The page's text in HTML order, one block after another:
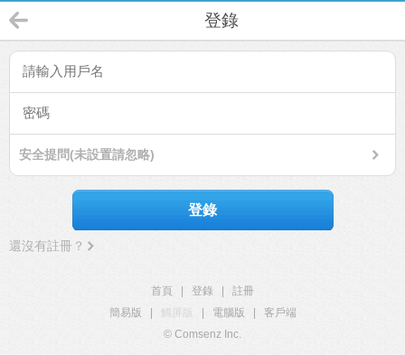
登錄
安全提問(未設置請忽略)
登錄
還沒有註冊？
首頁 登錄
註冊
簡易版
觸屏版 電腦版
客戶端
© Comsenz Inc.